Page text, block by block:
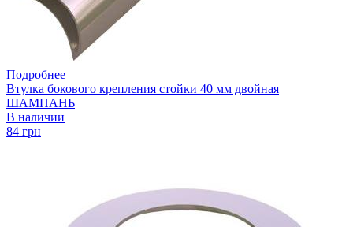
Подробнее
Втулка бокового крепления стойки 40 мм двойная
ШАМПАНЬ
В наличии
84 грн